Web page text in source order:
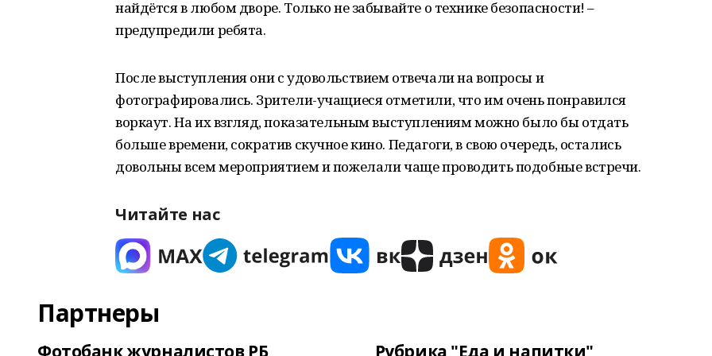
найдётся в любом дворе. Только не забывайте о технике безопасности! –
предупредили ребята.
После выступления они с удовольствием отвечали на вопросы и
фотографировались. Зрители-учащиеся отметили, что им очень понравился
воркаут. На их взгляд, показательным выступлениям можно было бы отдать
больше времени, сократив скучное кино. Педагоги, в свою очередь, остались
довольны всем мероприятием и пожелали чаще проводить подобные встречи.
Читайте нас
Партнеры
Фотобанк журналистов РБ Рубрика "Еда и напитки"